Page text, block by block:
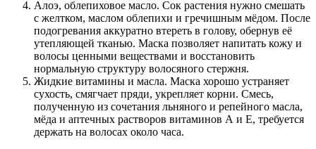
Алоэ, облепиховое масло. Сок растения нужно смешать
с желтком, маслом облепихи и гречишным мёдом. После
подогревания аккуратно втереть в голову, обернув её
утепляющей тканью. Маска позволяет напитать кожу и
волосы ценными веществами и восстановить
нормальную структуру волосяного стержня.
Жидкие витамины и масла. Маска хорошо устраняет
сухость, смягчает пряди, укрепляет корни. Смесь,
полученную из сочетания льняного и репейного масла,
мёда и аптечных растворов витаминов А и Е, требуется
держать на волосах около часа.